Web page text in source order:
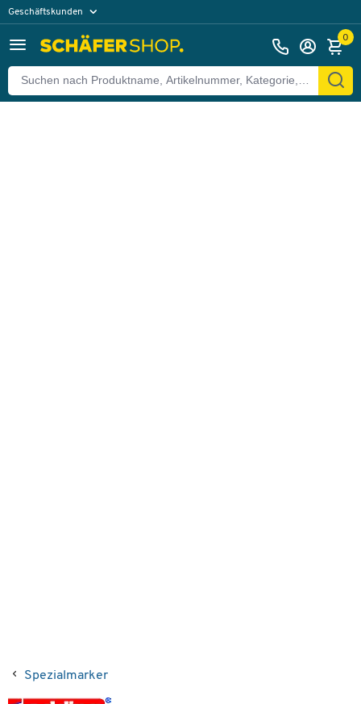
Geschäftskunden
0
Spezialmarker
Zurück